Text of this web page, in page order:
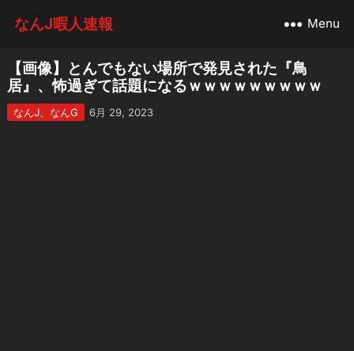
なんJ暇人速報 Menu
【画像】とんでもない場所で発見された『鳥
居』、怖過ぎて話題になるｗｗｗｗｗｗｗｗｗ
なんJ、なんG 6月 29, 2023